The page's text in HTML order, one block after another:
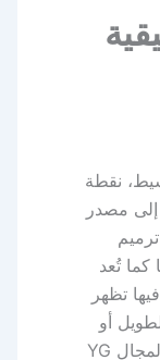
نقطة
مصدر
تُعد
تظهر
أو
بسبب مشاكل في العزل أو السباكة، ومن بين الجهات التي أثبتت حضورها في هذا المجال YG